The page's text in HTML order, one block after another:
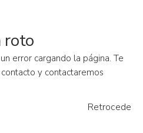
›
roto
error cargando la página. Te
y contactaremos
Retrocede